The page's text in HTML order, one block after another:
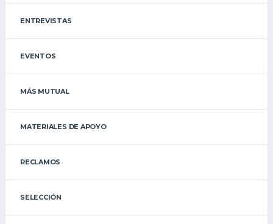
ENTREVISTAS
EVENTOS
MÁS MUTUAL
MATERIALES DE APOYO
RECLAMOS
SELECCIÓN